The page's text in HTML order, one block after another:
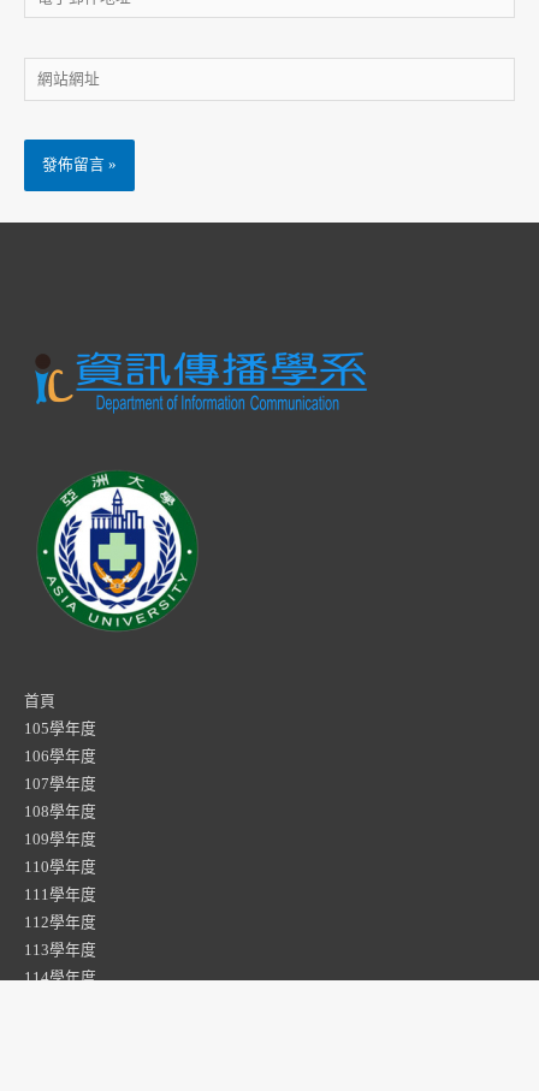
首頁
105學年度
106學年度
107學年度
108學年度
109學年度
110學年度
111學年度
112學年度
113學年度
114學年度